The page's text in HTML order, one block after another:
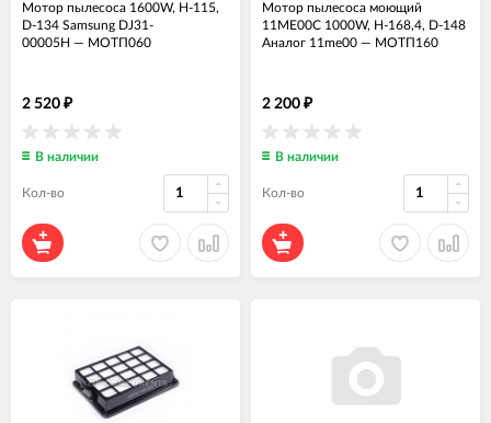
Мотор пылесоса 1600W, H-115,
D-134 Samsung DJ31-
00005H — МОТП060
2 520 ₽
В наличии
Кол-во
Мотор пылесоса моющий
11ME00C 1000W, H-168,4, D-148
Аналог 11me00 — МОТП160
2 200 ₽
В наличии
Кол-во